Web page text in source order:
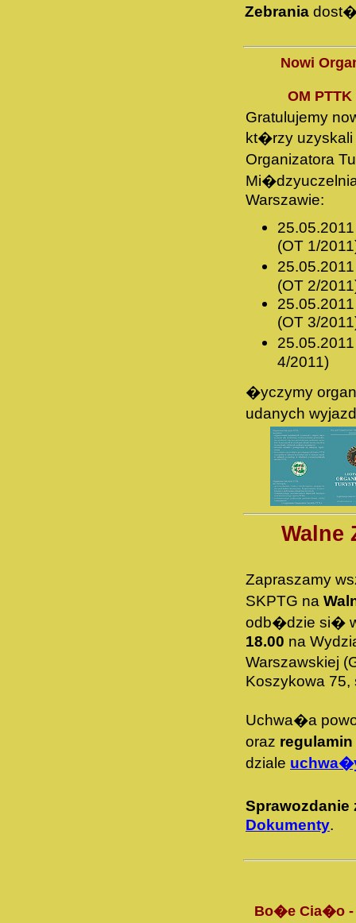
Zebrania
Nowi
OM
Gratulujemy
kt�rzy uzyskali
Organizatora
Warszawie:
(OT 1/
(OT 2/
(OT 3/
4/2011)
�yczymy
udanych
Walne
Zapraszamy
SKPTG na
odb�dzie si�
18.00 na
Warszawskiej
Koszykowa 75,
Uchwa�a
oraz
dziale
Dokumenty.
Bo�e Cia�o -